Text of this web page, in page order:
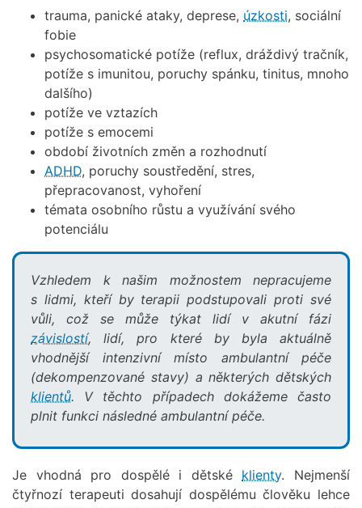
trauma, panické ataky, deprese, úzkosti, sociální
fobie
psychosomatické potíže (reflux, dráždivý tračník,
potíže s imunitou, poruchy spánku, tinitus, mnoho
dalšího)
potíže ve vztazích
potíže s emocemi
období životních změn a rozhodnutí
ADHD, poruchy soustředění, stres,
přepracovanost, vyhoření
témata osobního růstu a využívání svého
potenciálu
Vzhledem k našim možnostem nepracujeme
s lidmi, kteří by terapii podstupovali proti své
vůli, což se může týkat lidí v akutní fázi
závislostí, lidí, pro které by byla aktuálně
vhodnější intenzivní místo ambulantní péče
(dekompenzované stavy) a některých dětských
klientů. V těchto případech dokážeme často
plnit funkci následné ambulantní péče.
Je vhodná pro dospělé i dětské klienty. Nejmenší
čtyřnozí terapeuti dosahují dospělému člověku lehce